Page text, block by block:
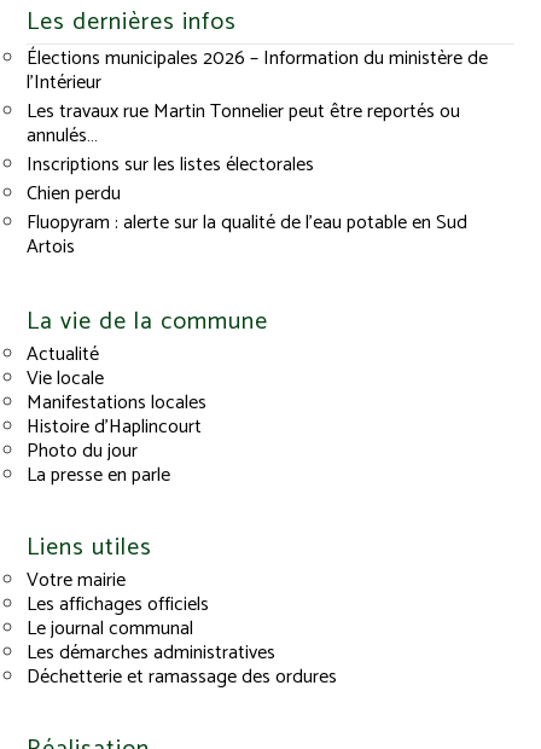
Les dernières infos
Élections municipales 2026 – Information du ministère de
l’Intérieur
Les travaux rue Martin Tonnelier peut être reportés ou
annulés…
Inscriptions sur les listes électorales
Chien perdu
Fluopyram : alerte sur la qualité de l’eau potable en Sud
Artois
La vie de la commune
Actualité
Vie locale
Manifestations locales
Histoire d’Haplincourt
Photo du jour
La presse en parle
Liens utiles
Votre mairie
Les affichages officiels
Le journal communal
Les démarches administratives
Déchetterie et ramassage des ordures